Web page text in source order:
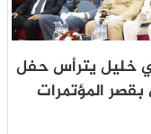
خليل يترأس حفل
المؤتمرات